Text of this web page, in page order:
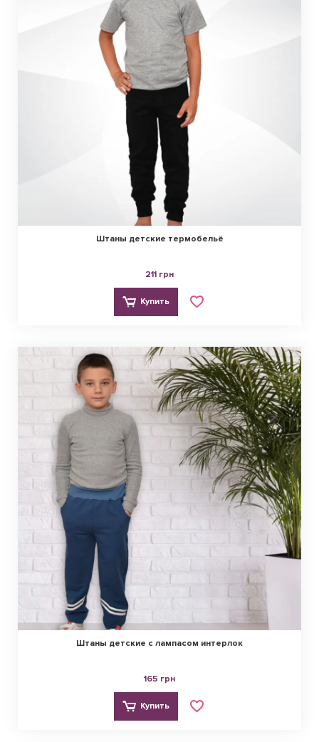
Штаны детские термобельё
211 грн
Купить
Штаны детские с лампасом интерлок
165 грн
Купить